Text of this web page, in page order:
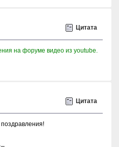
Цитата
на форуме видео из youtube.
Цитата